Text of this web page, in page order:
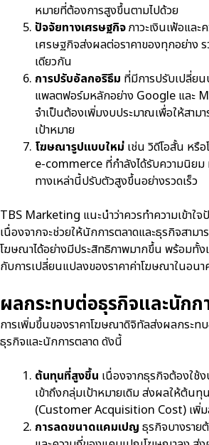
หมายที่ต้องการสูงขึ้นตามไปด้วย
ปัจจัยทางเศรษฐกิจภาวะเงินเฟ้อแล
เศรษฐกิจส่งผลต่อราคาของทุกอย่าง
เดียวกัน
การปรับอัลกอริธึม ที่มีการปรับเปลี่ย
แพลตฟอร์มหลักอย่าง Google และ
จำเป็นต้องเพิ่มงบประมาณเพื่อให้สาม
เป้าหมาย
โฆษณารูปแบบใหม่ เช่น วิดีโอสั้น ห
e-commerce ที่กำลังได้รับความนิยม
ทางเหล่านี้ปรับตัวสูงขึ้นอย่างรวดเร็ว
TBS Marketing แนะนำว่าควรทำความเข้าใ
เนื่องจากจะช่วยให้นักการตลาดและธุรกิจสาม
โฆษณาได้อย่างมีประสิทธิภาพมากขึ้น พร้อมทั้
กับการเปลี่ยนแปลงของราคาค่าโฆษณาในอน
ผลกระทบต่อธุรกิจและนักก
การเพิ่มขึ้นของราคาโฆษณาดิจิทัลส่งผลกระ
ธุรกิจและนักการตลาด ดังนี้
ต้นทุนที่สูงขึ้น เนื่องจากธุรกิจต้องใช้
เข้าถึงกลุ่มเป้าหมายเดิม ส่งผลให้ต้นทุ
(Customer Acquisition Cost) เพิ่
การลดขนาดแคมเปญ ธุรกิจบางรา